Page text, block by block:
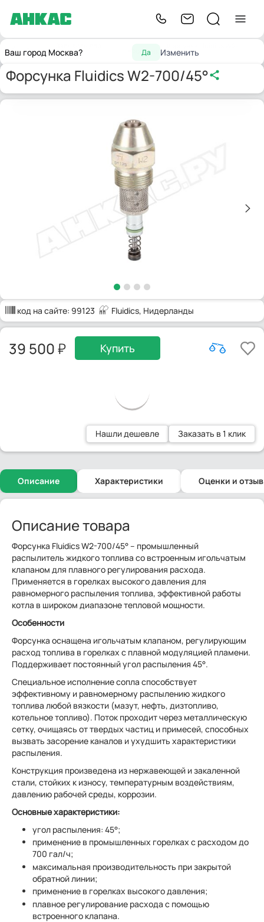
Ваш город Москва? Да Изменить
Главнаягорелок
Форсунки700/45°
Форсунка Fluidics W2-700/45°
код на сайте: 99123 Fluidics, Нидерланды
39 500 Купить
Нашли дешевле Заказать в 1 клик
Описание Характеристики Оценки и
Описание товара
Форсунка Fluidics W2-700/45° – промышленный
распылитель жидкого топлива со встроенным игольчатым
клапаном для плавного регулирования расхода.
Применяется в горелках высокого давления для
равномерного распыления топлива, эффективной работы
котла в широком диапазоне тепловой мощности.
Особенности
Форсунка оснащена игольчатым клапаном, регулирующим
расход топлива в горелках с плавной модуляцией пламени.
Поддерживает постоянный угол распыления 45°.
Специальное исполнение сопла способствует
эффективному и равномерному распылению жидкого
топлива любой вязкости (мазут, нефть, дизтопливо,
котельное топливо). Поток проходит через металлическую
сетку, очищаясь от твердых частиц и примесей, способных
вызвать засорение каналов и ухудшить характеристики
распыления.
Конструкция произведена из нержавеющей и закаленной
стали, стойких к износу, температурным воздействиям,
давлению рабочей среды, коррозии.
Основные характеристики:
угол распыления: 45°;
применение в промышленных горелках с расходом до
700 гал/ч;
максимальная производительность при закрытой
обратной линии;
применение в горелках высокого давления;
плавное регулирование расхода с помощью
встроенного клапана.